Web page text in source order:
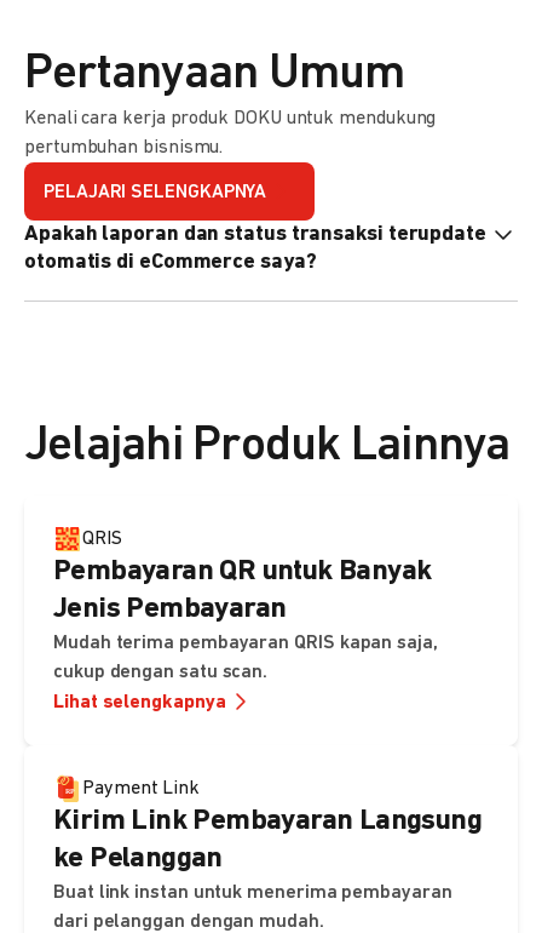
Pertanyaan Umum
Kenali cara kerja produk DOKU untuk mendukung
pertumbuhan bisnismu.
PELAJARI SELENGKAPNYA
Apakah laporan dan status transaksi terupdate
otomatis di eCommerce saya?
Jelajahi Produk Lainnya
QRIS
Pembayaran QR untuk Banyak
Jenis Pembayaran
Mudah terima pembayaran QRIS kapan saja,
cukup dengan satu scan.
Lihat selengkapnya
Payment Link
Kirim Link Pembayaran Langsung
ke Pelanggan
Buat link instan untuk menerima pembayaran
dari pelanggan dengan mudah.